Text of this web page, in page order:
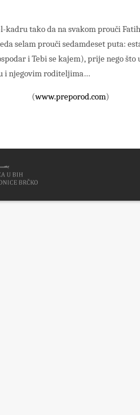
tako da na svakom prouči
selam prouči sedamdeset puta:
i Tebi se kajem), prije nego
i njegovim roditeljima…
(www.preporod.com)